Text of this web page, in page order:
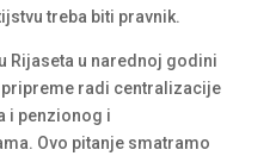
treba biti pravnik.
Rijaseta u narednoj godini
radi centralizacije
i penzionog i
Ovo pitanje smatramo